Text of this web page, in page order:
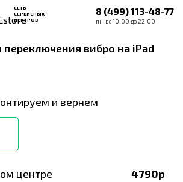
СЕТЬ
СЕРВИСНЫХ
ЦЕНТРОВ
8 (499) 113-48-77
пн-вс 10:00 до 22:00
переключения вибро на iPad
и вернем
центре 4790р